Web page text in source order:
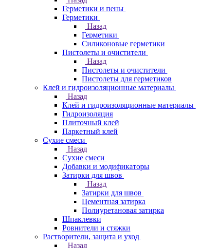
Герметики и пены
Герметики
Назад
Герметики
Силиконовые герметики
Пистолеты и очистители
Назад
Пистолеты и очистители
Пистолеты для герметиков
Клей и гидроизоляционные материалы
Назад
Клей и гидроизоляционные материалы
Гидроизоляция
Плиточный клей
Паркетный клей
Сухие смеси
Назад
Сухие смеси
Добавки и модификаторы
Затирки для швов
Назад
Затирки для швов
Цементная затирка
Полиуретановая затирка
Шпаклевки
Ровнители и стяжки
Растворители, защита и уход
Назад